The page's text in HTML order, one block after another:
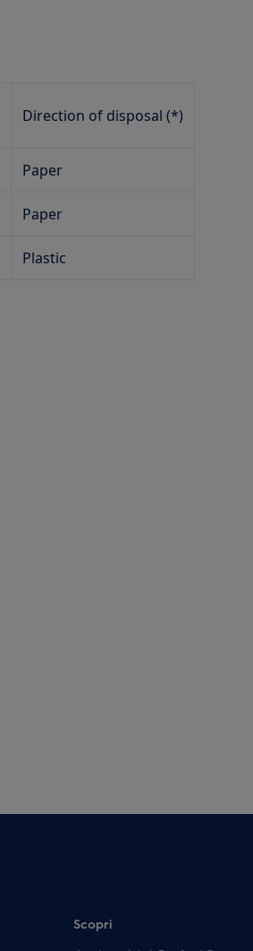
Direction of disposal (*)
Paper
Paper
Plastic
Scopri